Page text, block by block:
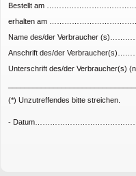
Bestellt am
erhalten am
Name des/der Verbraucher
Anschrift des/der
Unterschrift des/der Verbraucher(s)
(*) Unzutreffendes bitte streichen.
-